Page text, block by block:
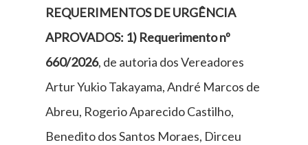
REQUERIMENTOS DE URGÊNCIA
APROVADOS: 1) Requerimento nº
660/2026, de autoria dos Vereadores
Artur Yukio Takayama, André Marcos de
Abreu, Rogerio Aparecido Castilho,
Benedito dos Santos Moraes, Dirceu